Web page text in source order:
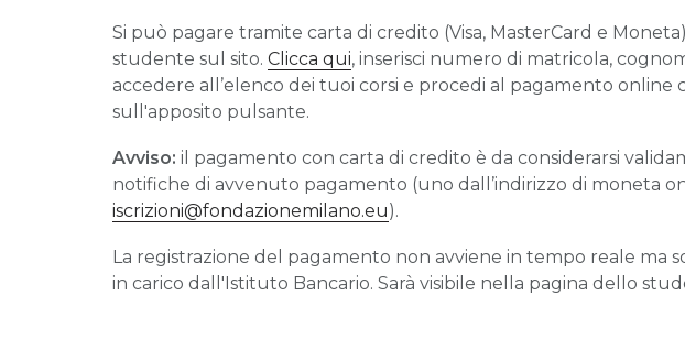
Si può pagare tramite carta di credito (Visa, MasterCard e
studente sul sito. Clicca qui, inserisci numero di matricola,
accedere all’elenco dei tuoi corsi e procedi al pagamento online
sull'apposito pulsante.
Avviso: il pagamento con carta di credito è da considerarsi
notifiche di avvenuto pagamento (uno dall’indirizzo di moneta
iscrizioni@fondazionemilano.eu).
La registrazione del pagamento non avviene in tempo reale ma
in carico dall'Istituto Bancario. Sarà visibile nella pagina dello